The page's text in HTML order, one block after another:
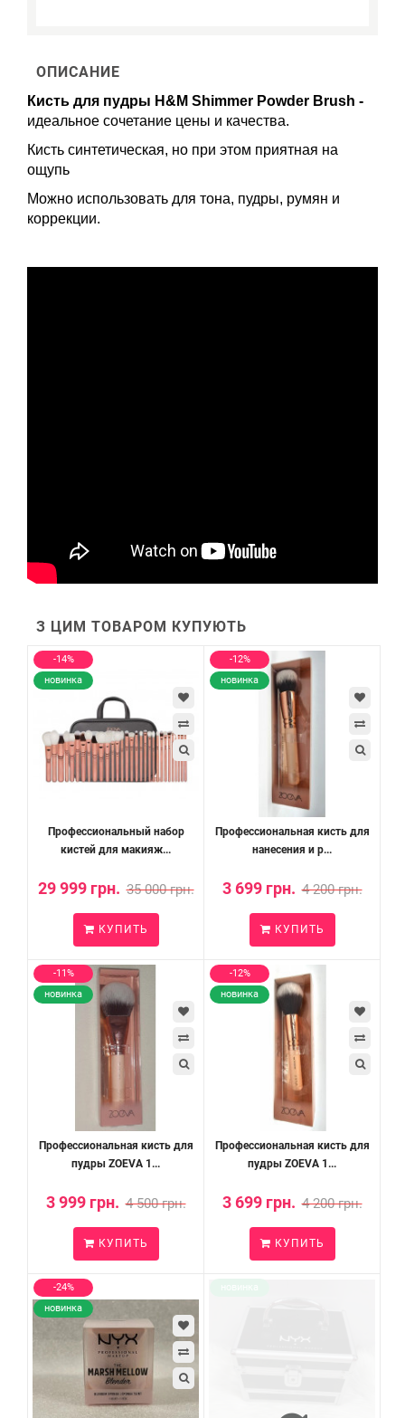
ОПИСАНИЕ
Кисть для пудры H&M Shimmer Powder Brush -
идеальное сочетание цены и качества.
Кисть синтетическая, но при этом приятная на
ощупь
Можно использовать для тона, пудры, румян и
коррекции.
З ЦИМ ТОВАРОМ КУПУЮТЬ
-14%
новинка
Профессиональный набор
кистей для макияж...
29 999 грн. 35 000 грн.
КУПИТЬ
-12%
новинка
Профессиональная кисть для
нанесения и р...
3 699 грн. 4 200 грн.
КУПИТЬ
-11%
новинка
Профессиональная кисть для
пудры ZOEVA 1...
3 999 грн. 4 500 грн.
КУПИТЬ
-12%
новинка
Профессиональная кисть для
пудры ZOEVA 1...
3 699 грн. 4 200 грн.
КУПИТЬ
-24%
новинка